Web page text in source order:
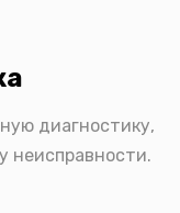
диагностику,
неисправности.